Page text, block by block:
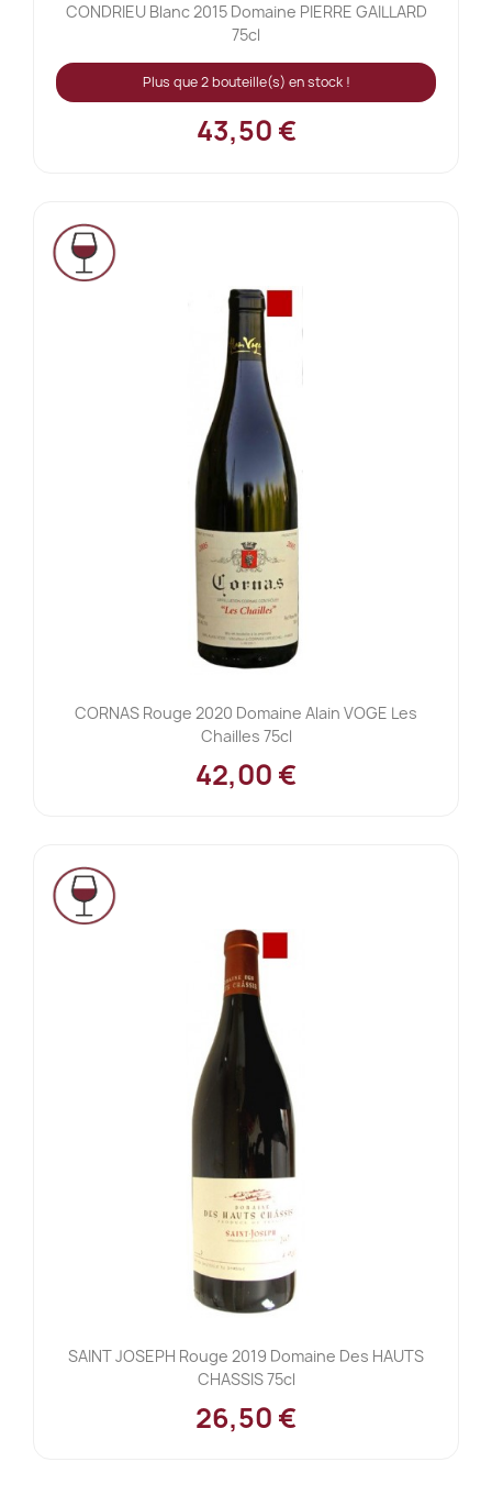
CONDRIEU Blanc 2015 Domaine PIERRE GAILLARD
75cl
Plus que 2 bouteille(s) en stock !
43,50 €
CORNAS Rouge 2020 Domaine Alain VOGE Les
Chailles 75cl
42,00 €
SAINT JOSEPH Rouge 2019 Domaine Des HAUTS
CHASSIS 75cl
26,50 €